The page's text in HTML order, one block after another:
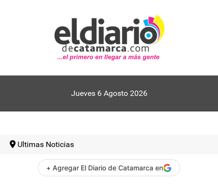
Jueves 6 Agosto 2026
Ultimas Noticias
+ Agregar El Diario de Catamarca en